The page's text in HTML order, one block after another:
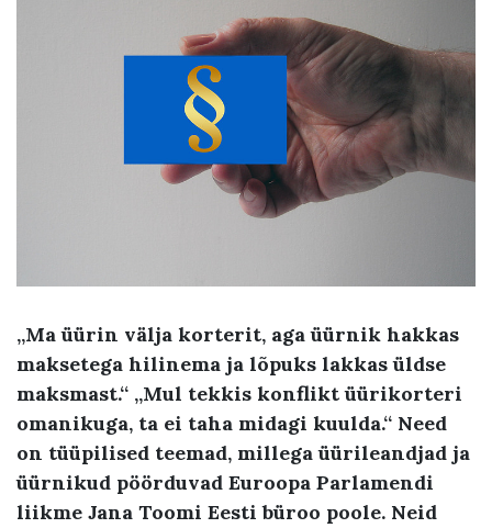
„Ma üürin välja korterit, aga üürnik hakkas
maksetega hilinema ja lõpuks lakkas üldse
maksmast.“ „Mul tekkis konflikt üürikorteri
omanikuga, ta ei taha midagi kuulda.“ Need
on tüüpilised teemad, millega üürileandjad ja
üürnikud pöörduvad Euroopa Parlamendi
liikme Jana Toomi Eesti büroo poole. Neid